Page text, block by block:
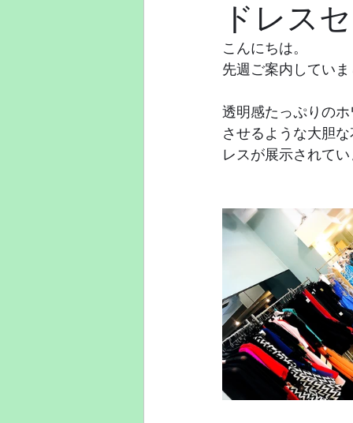
ドレス
こんにちは。
先週ご案内してい
透明感たっぷりの
させるような大胆
レスが展示されて